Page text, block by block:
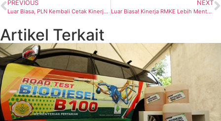
PREVIOUS
Luar Biasa, PLN Kembali Cetak Kinerja Keuangan Terbaik Sepanjang Sejarah
NEXT
Luar Biasa! Kinerja RMKE Lebih Mentereng Berkat Kenaikan Volume dan Optimalisasi Biaya,
Artikel Terkait